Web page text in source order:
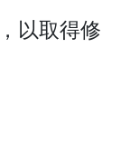
以取得修